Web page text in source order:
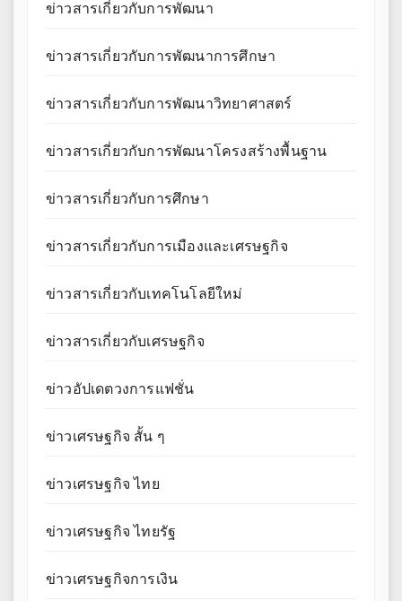
ข่าวสารเกี่ยวกับการพัฒนา
ข่าวสารเกี่ยวกับการพัฒนาการศึกษา
ข่าวสารเกี่ยวกับการพัฒนาวิทยาศาสตร์
ข่าวสารเกี่ยวกับการพัฒนาโครงสร้างพื้นฐาน
ข่าวสารเกี่ยวกับการศึกษา
ข่าวสารเกี่ยวกับการเมืองและเศรษฐกิจ
ข่าวสารเกี่ยวกับเทคโนโลยีใหม่
ข่าวสารเกี่ยวกับเศรษฐกิจ
ข่าวอัปเดตวงการแฟชั่น
ข่าวเศรษฐกิจ สั้น ๆ
ข่าวเศรษฐกิจ ไทย
ข่าวเศรษฐกิจ ไทยรัฐ
ข่าวเศรษฐกิจการเงิน